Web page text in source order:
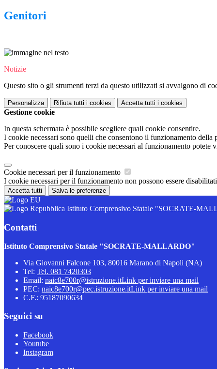
Genitori
Notizie
Questo sito o gli strumenti terzi da questo utilizzati si avvalgono di
Personalizza Rifiuta tutti i cookies Accetta tutti i cookies
Gestione cookie
In questa schermata è possibile scegliere quali cookie consentire.
I cookie necessari sono quelli che consentono il funzionamento
Per conoscere quali sono i cookie necessari al funzionamento potete
Cookie necessari per il funzionamento
I cookie necessari per il funzionamento non possono essere
Accetta tutti Salva le preferenze
Istituto Comprensivo Statale "SOCRATE-
Contatti
Istituto Comprensivo Statale "SOCRATE-MALLARDO"
Via Giovanni Falcone 103, 80016 Marano di Napoli (NA)
Tel: Tel. 081 7420303
Email: naic8e700r@istruzione.itLink per inviare una mail
PEC: naic8e700r@pec.istruzione.itLink per inviare una mail
C.F.: 95187090634
Seguici su
Facebook
Youtube
Instagram